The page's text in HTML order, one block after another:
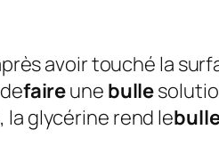
avoir touché la
faireune bulle
la glycérine rend le